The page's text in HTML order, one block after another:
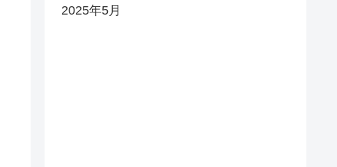
2025年5月